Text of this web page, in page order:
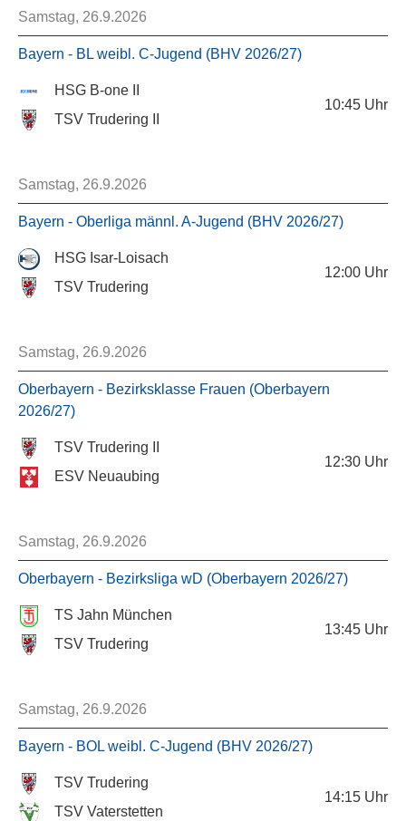
Samstag, 26.9.2026
Bayern - BL weibl. C-Jugend (BHV 2026/27)
HSG B-one II
TSV Trudering II
10:45 Uhr
Samstag, 26.9.2026
Bayern - Oberliga männl. A-Jugend (BHV 2026/27)
HSG Isar-Loisach
TSV Trudering
12:00 Uhr
Samstag, 26.9.2026
Oberbayern - Bezirksklasse Frauen (Oberbayern
2026/27)
TSV Trudering II
ESV Neuaubing
12:30 Uhr
Samstag, 26.9.2026
Oberbayern - Bezirksliga wD (Oberbayern 2026/27)
TS Jahn München
TSV Trudering
13:45 Uhr
Samstag, 26.9.2026
Bayern - BOL weibl. C-Jugend (BHV 2026/27)
TSV Trudering
TSV Vaterstetten
14:15 Uhr